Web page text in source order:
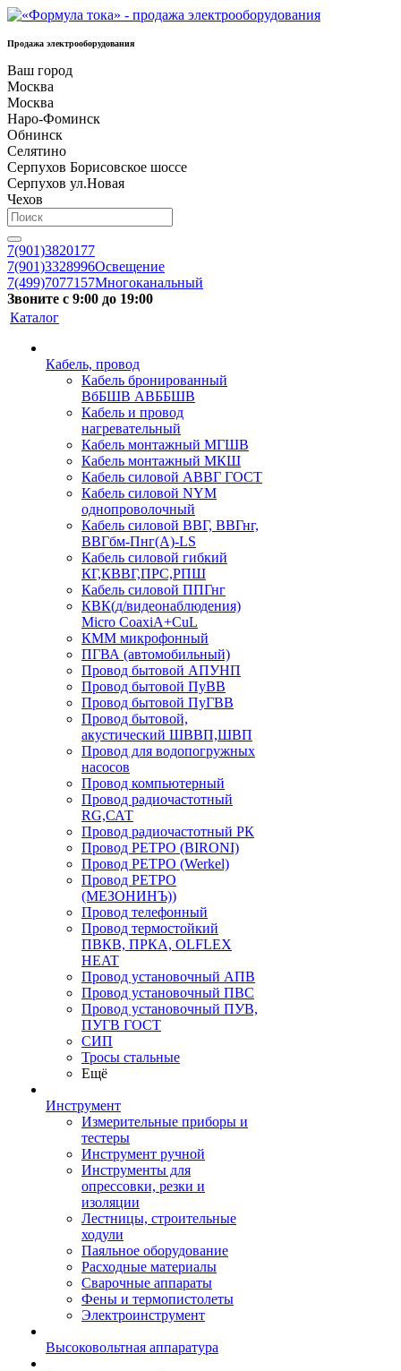
Продажа электрооборудования
Ваш город
Москва
Москва
Наро-Фоминск
Обнинск
Селятино
Серпухов Борисовское шоссе
Серпухов ул.Новая
Чехов
7(901)3820177
7(901)3328996Освещение
7(499)7077157Многоканальный
Звоните с 9:00 до 19:00
Каталог
Кабель, провод
Кабель бронированный
ВбБШВ АВББШВ
Кабель и провод
нагревательный
Кабель монтажный МГШВ
Кабель монтажный МКШ
Кабель силовой АВВГ ГОСТ
Кабель силовой NYM
однопроволочный
Кабель силовой ВВГ, ВВГнг,
ВВГбм-Пнг(А)-LS
Кабель силовой гибкий
КГ,КВВГ,ПРС,РПШ
Кабель силовой ППГнг
КВК(д/видеонаблюдения)
Micro CoaxiA+CuL
КММ микрофонный
ПГВА (автомобильный)
Провод бытовой АПУНП
Провод бытовой ПуВВ
Провод бытовой ПуГВВ
Провод бытовой,
акустический ШВВП,ШВП
Провод для водопогружных
насосов
Провод компьютерный
Провод радиочастотный
RG,САТ
Провод радиочастотный РК
Провод РЕТРО (BIRONI)
Провод РЕТРО (Werkel)
Провод РЕТРО
(МЕЗОНИНЪ))
Провод телефонный
Провод термостойкий
ПВКВ, ПРКА, OLFLEX
HEAT
Провод установочный АПВ
Провод установочный ПВС
Провод установочный ПУВ,
ПУГВ ГОСТ
СИП
Тросы стальные
Ещё
Инструмент
Измерительные приборы и
тестеры
Инструмент ручной
Инструменты для
опрессовки, резки и
изоляции
Лестницы, строительные
ходули
Паяльное оборудование
Расходные материалы
Сварочные аппараты
Фены и термопистолеты
Электроинструмент
Высоковольтная аппаратура